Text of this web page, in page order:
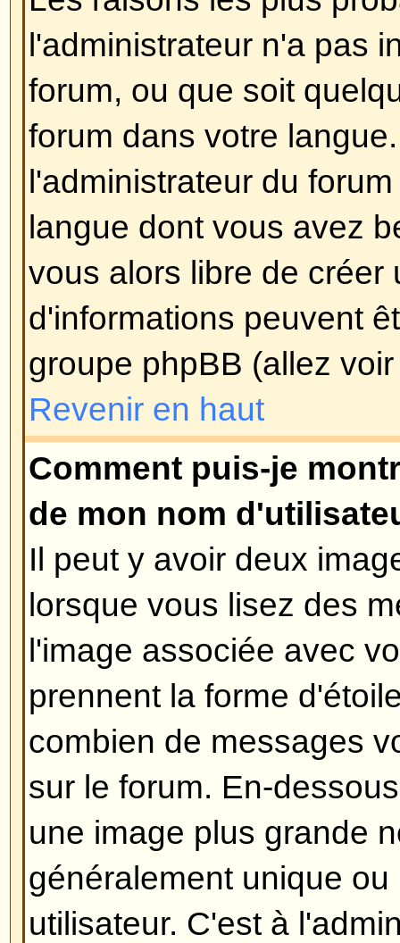
besoin de vous enregistrer
message, les droits qui vous
listés sur le bas de la page du
liste
Vous pouvez poster de
pouvez voter, etc. )
Revenir en haut
Comment puis-je éditer ou
?
A moins que vous soyez
modérateur du forum, vous
ou supprimer vos propres
éditer un message (parfois
temps après qu'il soit posté) en
Editerdu message concerné. Si
répondu à votre message, vous
morceau de texte en dessous
retournant le lire, indiquant le
l'avez édité. Ce petit texte
n'a répondu, il n'apparaîtra pas
modérateur ou un
devraient laisser un message
modifié et pourquoi). Veuillez
peut pas supprimer un message
quelqu'un y a répondu.
Revenir en haut
Comment puis-je ajouter une